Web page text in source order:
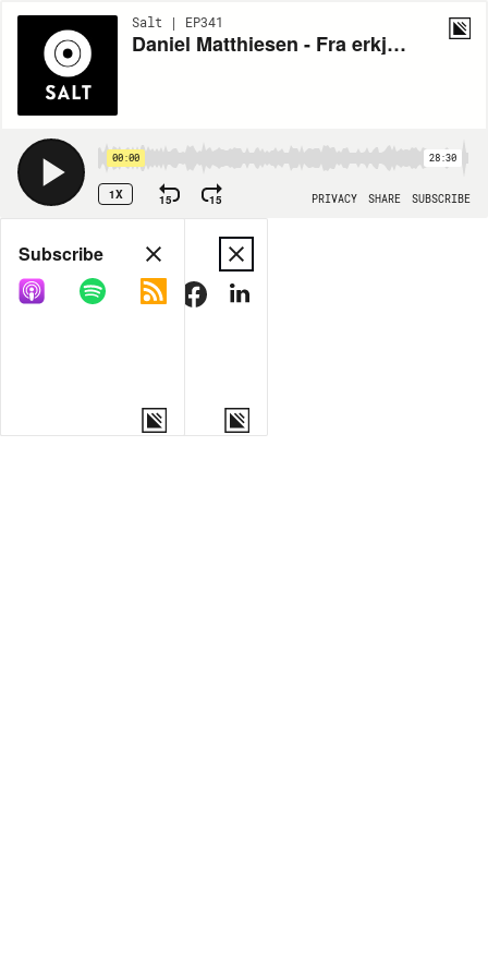
Salt | EP341
Daniel Matthiesen - Fra erkjennelse til nåde
00:00 28:30
1X 15 15 PRIVACY SHARE SUBSCRIBE
Share
COPY LINK
Subscribe